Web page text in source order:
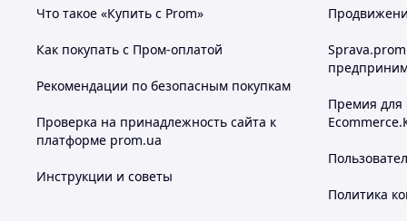
Что такое «Купить с Prom»
Как покупать с Пром-оплатой
Рекомендации по безопасным покупкам
Проверка на принадлежность сайта к
платформе prom.ua
Инструкции и советы
Премия для
Политика